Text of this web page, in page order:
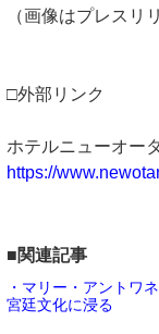
（画像はプレスリ
□外部リンク
ホテルニューオー
https://
■関連記事
・マリー・アントワ
宮廷文化に浸る